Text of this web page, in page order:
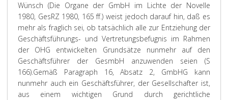
Wünsch (Die Organe der GmbH im Lichte der Novelle
1980, GesRZ 1980, 165 ff.) weist jedoch darauf hin, daß es
mehr als fraglich sei, ob tatsächlich alle zur Entziehung der
Geschäftsführungs- und Vertretungsbefugnis im Rahmen
der OHG entwickelten Grundsätze nunmehr auf den
Geschäftsführer der GesmbH anzuwenden seien (S
166).Gemäß Paragraph 16, Absatz 2, GmbHG kann
nunmehr auch ein Geschäftsführer, der Gesellschafter ist,
aus einem wichtigen Grund durch gerichtliche